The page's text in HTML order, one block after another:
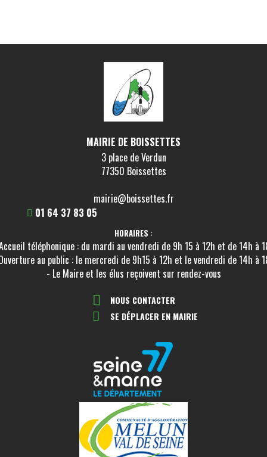
MAIRIE DE BOISSETTES
3 place de Verdun
77350 Boissettes
mairie@boissettes.fr
01 64 37 83 05
HORAIRES :
téléphonique : du mardi au vendredi de 9h 15 à 12h et de 14h à
au public : le mercredi de 9h15 à 12h et le vendredi de 14h à
- Le Maire et les élus reçoivent sur rendez-vous
NOUS CONTACTER
SE DÉPLACER EN MAIRIE